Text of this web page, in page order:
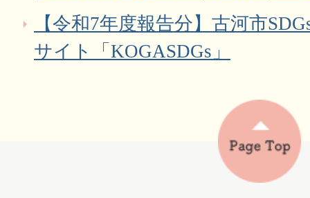
【令和7年度報告分】古河市
サイト「KOGASDGs」